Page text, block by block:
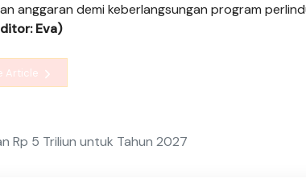
anggaran demi keberlangsungan program
Eva)
Article
Rp 5 Triliun untuk Tahun 2027